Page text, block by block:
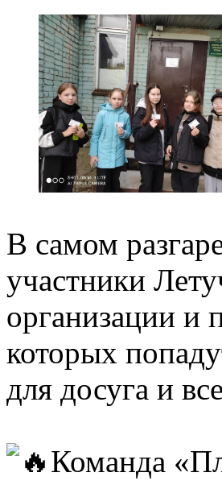
В самом
участники
организации и
которых
для досуга и
Команда